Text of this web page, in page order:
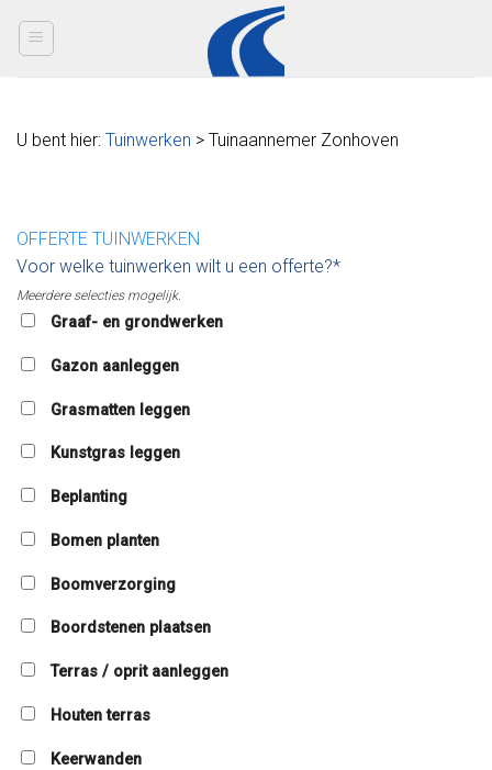
U bent hier: Tuinwerken > Tuinaannemer Zonhoven
OFFERTE TUINWERKEN
Voor welke tuinwerken wilt u een offerte?*
Meerdere selecties mogelijk.
Graaf- en grondwerken
Gazon aanleggen
Grasmatten leggen
Kunstgras leggen
Beplanting
Bomen planten
Boomverzorging
Boordstenen plaatsen
Terras / oprit aanleggen
Houten terras
Keerwanden